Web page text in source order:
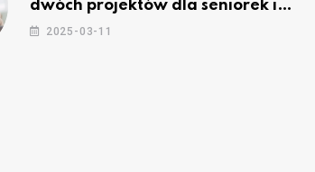
dwóch projektów dla seniorek i
seniorów
2025-03-11